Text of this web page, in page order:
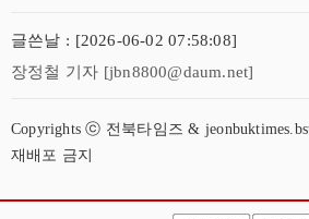
글쓴날 : [2026-06-02 07:58:08]
장정철 기자 [jbn8800@daum.net]
Copyrights ⓒ 전북타임즈 &
재배포 금지